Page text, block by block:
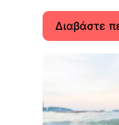
Διαβάστε